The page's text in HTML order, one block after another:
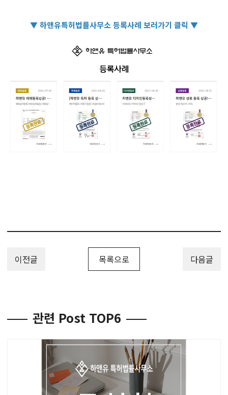
▼ 하앤유특허법률사무소 등록사례 보러가기 클릭 ▼
이전글 목록으로 다음글
관련 Post TOP6